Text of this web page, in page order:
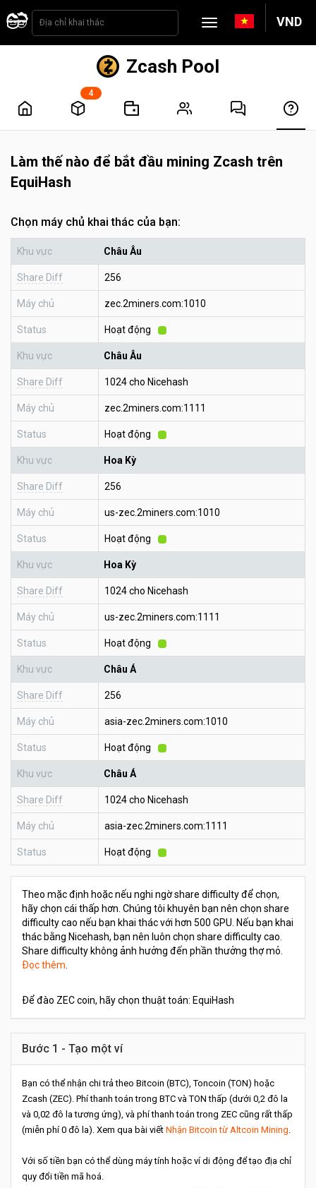
VND
Zcash Pool
4
Làm thế nào để bắt đầu mining Zcash trên
EquiHash
Chọn máy chủ khai thác của bạn:
Khu vực Châu Âu
Share Diff 256
Máy chủ zec.2miners.com:1010
Status Hoạt động
Khu vực Châu Âu
Share Diff 1024 cho Nicehash
Máy chủ zec.2miners.com:1111
Status Hoạt động
Khu vực Hoa Kỳ
Share Diff 256
Máy chủ us-zec.2miners.com:1010
Status Hoạt động
Khu vực Hoa Kỳ
Share Diff 1024 cho Nicehash
Máy chủ us-zec.2miners.com:1111
Status Hoạt động
Khu vực Châu Á
Share Diff 256
Máy chủ asia-zec.2miners.com:1010
Status Hoạt động
Khu vực Châu Á
Share Diff 1024 cho Nicehash
Máy chủ asia-zec.2miners.com:1111
Status Hoạt động
Theo mặc định hoặc nếu nghi ngờ share difficulty để chọn,
hãy chọn cái thấp hơn. Chúng tôi khuyên bạn nên chọn share
difficulty cao nếu bạn khai thác với hơn 500 GPU. Nếu bạn khai
thác bằng Nicehash, bạn nên luôn chọn share difficulty cao.
Share difficulty không ảnh hưởng đến phần thưởng thợ mỏ.
Đọc thêm
Để đào ZEC coin, hãy chọn thuật toán: EquiHash
Bước 1 - Tạo một ví
Bạn có thể nhận chi trả theo Bitcoin (BTC), Toncoin (TON) hoặc
Zcash (ZEC). Phí thanh toán trong BTC và TON thấp (dưới 0,2 đô la
và 0,02 đô la tương ứng), và phí thanh toán trong ZEC cũng rất thấp
(miễn phí 0 đô la). Xem qua bài viết Nhận Bitcoin từ Altcoin Mining.
Với số tiền bạn có thể dùng máy tính hoặc ví di động để tạo địa chỉ
quy đổi tiền mã hoá.